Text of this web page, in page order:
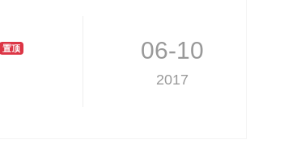
06-10
2017
置顶